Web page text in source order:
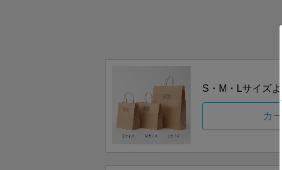
S・M・Lサイズよ
カ